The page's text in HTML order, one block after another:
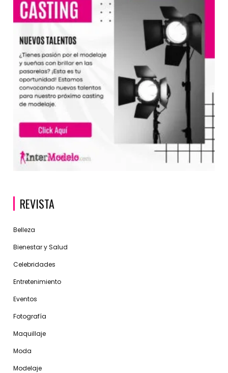
REVISTA
Belleza
Bienestar y Salud
Celebridades
Entretenimiento
Eventos
Fotografía
Maquillaje
Moda
Modelaje